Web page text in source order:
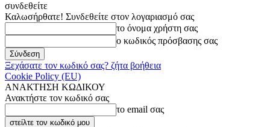
συνδεθείτε
Καλωσήρθατε! Συνδεθείτε στον λογαριασμό σας
το όνομα χρήστη σας
ο κωδικός πρόσβασης σας
Ξεχάσατε τον κωδικό σας? ζήτα βοήθεια
Cookie Policy (EU)
ΑΝΑΚΤΗΣΗ ΚΩΔΙΚΟΥ
Ανακτήστε τον κωδικό σας
το email σας